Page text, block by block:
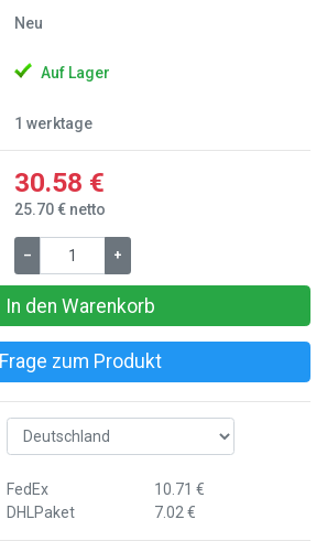
Neu
Auf Lager
1 werktage
30.58 €
25.70 € netto
– +
In den Warenkorb
Frage zum Produkt
FedEx
DHLPaket
10.71 €
7.02 €